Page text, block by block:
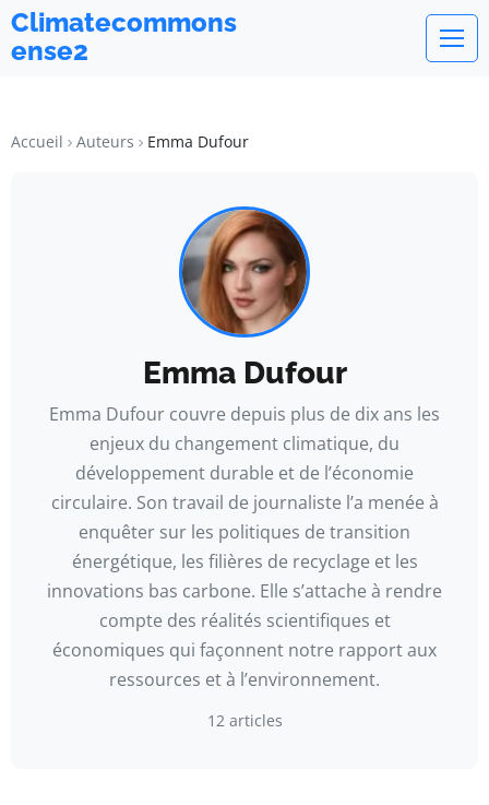
Climatecommons
ense2
Accueil Auteurs Emma Dufour
Emma Dufour
Emma Dufour couvre depuis plus de dix ans les
enjeux du changement climatique, du
développement durable et de l’économie
circulaire. Son travail de journaliste l’a menée à
enquêter sur les politiques de transition
énergétique, les filières de recyclage et les
innovations bas carbone. Elle s’attache à rendre
compte des réalités scientifiques et
économiques qui façonnent notre rapport aux
ressources et à l’environnement.
12 articles